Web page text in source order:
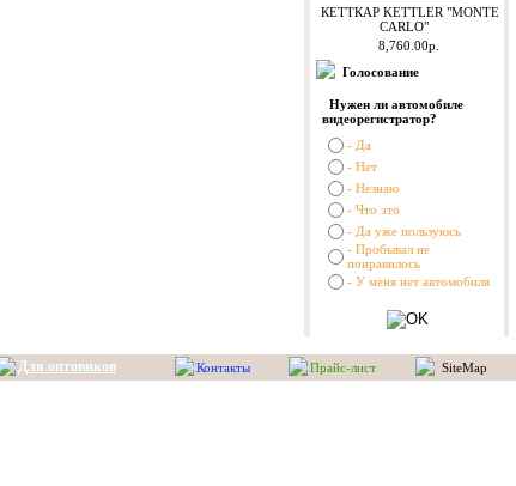
КЕТТКАР KETTLER "MONTE
CARLO"
8,760.00р.
Голосование
Нужен ли автомобиле
видеорегистратор?
- Да
- Нет
- Незнаю
- Что это
- Да уже пользуюсь
- Пробывал не
понравилось
- У меня нет автомобиля
Для оптовиков Контакты Прайс-лист SiteMap